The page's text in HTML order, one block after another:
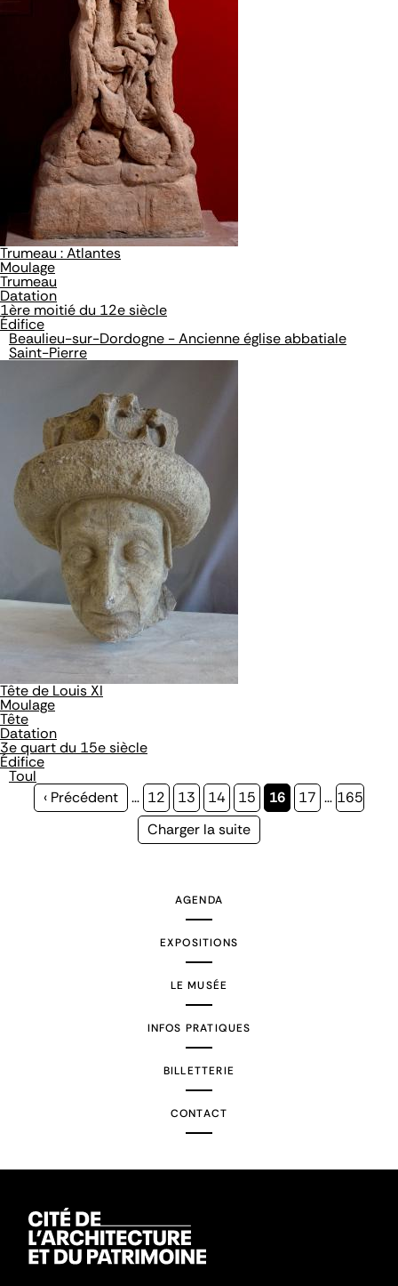
Trumeau : Atlantes
Moulage
Trumeau
Datation
1ère moitié du 12e siècle
Édifice
Beaulieu-sur-Dordogne - Ancienne église abbatiale
Saint-Pierre
Tête de Louis XI
Moulage
Tête
Datation
3e quart du 15e siècle
Édifice
Toul
Page
‹ Précédent … Page
12 Page
13 Page
14 Page
15
Page
16 Page
17 … Page
165
Page
Charger la suite
AGENDA
EXPOSITIONS
LE MUSÉE
INFOS PRATIQUES
BILLETTERIE
CONTACT